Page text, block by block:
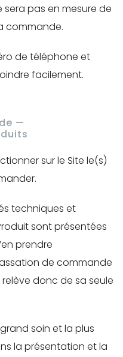
sera pas en mesure de
commande.
de téléphone et
facilement.
—
sur le Site le(s)
techniques et
sont présentées
prendre
de commande
donc de sa seule
soin et la plus
la présentation et la